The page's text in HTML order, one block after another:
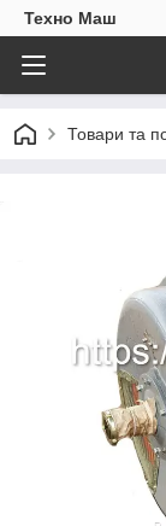
Техно Маш
Товари та